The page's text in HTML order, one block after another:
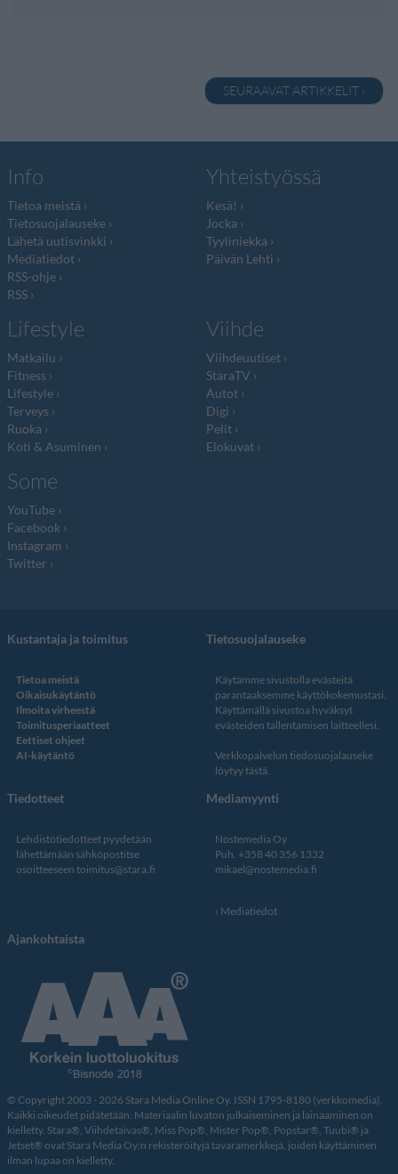
SEURAAVAT ARTIKKELIT ›
Info
Tietoa meistä
Tietosuojalauseke
Lähetä uutisvinkki
Mediatiedot
RSS-ohje
RSS
Yhteistyössä
Kesä!
Jocka
Tyyliniekka
Päivän Lehti
Lifestyle
Matkailu
Fitness
Lifestyle
Terveys
Ruoka
Koti & Asuminen
Viihde
Viihdeuutiset
StaraTV
Autot
Digi
Pelit
Elokuvat
Some
YouTube
Facebook
Instagram
Twitter
Kustantaja ja toimitus
Tietoa meistä
Oikaisukäytäntö
Ilmoita virheestä
Toimitusperiaatteet
Eettiset ohjeet
AI-käytäntö
Tietosuojalauseke
Käytämme sivustolla evästeitä
parantaaksemme käyttökokemustasi.
Käyttämällä sivustoa hyväksyt
evästeiden tallentamisen laitteellesi.
Verkkopalvelun tiedosuojalauseke
löytyy tästä
Tiedotteet
Lehdistötiedotteet pyydetään
lähettämään sähköpostitse
osoitteeseen toimitus@stara.fi
Mediamyynti
Nostemedia Oy
Puh. +358 40 356 1332
mikael@nostemedia.fi
Mediatiedot
Ajankohtaista
© Copyright 2003 - 2026 Stara Media Online Oy. ISSN 1795-8180 (verkkomedia).
Kaikki oikeudet pidätetään. Materiaalin luvaton julkaiseminen ja lainaaminen on
kielletty. Stara®, Viihdetaivas®, Miss Pop®, Mister Pop®, Popstar®, Tuubi® ja
Jetset® ovat Stara Media Oy:n rekisteröityjä tavaramerkkejä, joiden käyttäminen
ilman lupaa on kielletty.